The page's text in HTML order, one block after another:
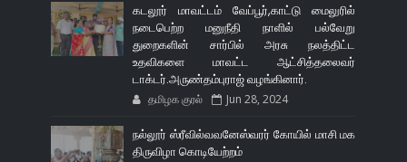
கடலூர் மாவட்டம் வேப்பூர்,காட்டு மைலுரில்
நடைபெற்ற மனுநீதி நாளில் பல்வேறு
துறைகளின் சார்பில் அரசு நலத்திட்ட
உதவிகளை மாவட்ட ஆட்சித்தலைவர்
டாக்டர்.அருண்தம்புராஜ் வழங்கினார்.
தமிழக குரல் Jun 28, 2024
நல்லூர் ஸ்ரீவில்வவனேஸ்வரர் கோயில் மாசி மக
திருவிழா கொடியேற்றம்